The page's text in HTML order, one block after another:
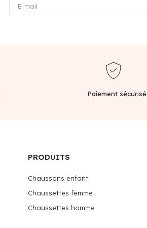
E-mail
Paiement sécurisé
PRODUITS
Chaussons enfant
Chaussettes femme
Chaussettes homme